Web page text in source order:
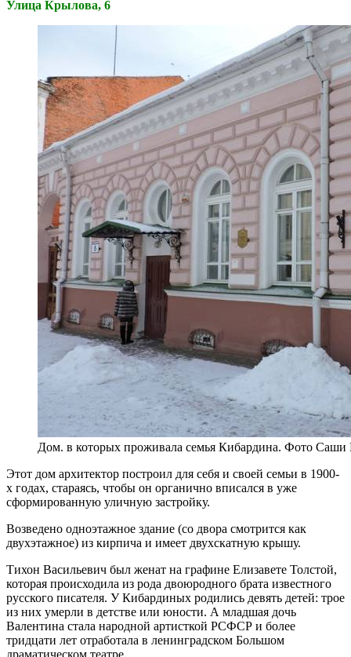
Улица Крылова, 6
Дом. в которых проживала семья Кибардина. Фото
Этот дом архитектор построил для себя и своей семьи в 1900-
х годах, стараясь, чтобы он органично вписался в уже
сформированную уличную застройку.
Возведено одноэтажное здание (со двора смотрится как
двухэтажное) из кирпича и имеет двухскатную крышу.
Тихон Васильевич был женат на графине Елизавете Толстой,
которая происходила из рода двоюродного брата известного
русского писателя. У Кибардиных родились девять детей: трое
из них умерли в детстве или юности. А младшая дочь
Валентина стала народной артисткой РСФСР и более
тридцати лет отработала в ленинградском Большом
драматическом театре.